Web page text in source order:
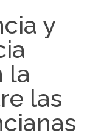
y
la
las